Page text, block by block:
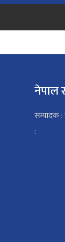
नेपाल
सम्पादक :
: